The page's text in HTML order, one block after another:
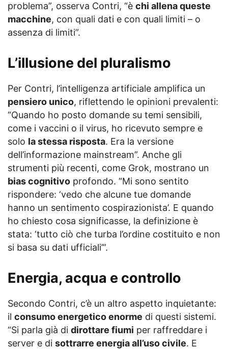
problema”, osserva Contri, “è chi allena queste
macchine, con quali dati e con quali limiti – o
assenza di limiti”.
L’illusione del pluralismo
Per Contri, l’intelligenza artificiale amplifica un
pensiero unico, riflettendo le opinioni prevalenti:
“Quando ho posto domande su temi sensibili,
come i vaccini o il virus, ho ricevuto sempre e
solo la stessa risposta. Era la versione
dell’informazione mainstream”. Anche gli
strumenti più recenti, come Grok, mostrano un
bias cognitivo profondo. “Mi sono sentito
rispondere: ‘vedo che alcune tue domande
hanno un sentimento cospirazionista’. E quando
ho chiesto cosa significasse, la definizione è
stata: ‘tutto ciò che turba l’ordine costituito e non
si basa su dati ufficiali’”.
Energia, acqua e controllo
Secondo Contri, c’è un altro aspetto inquietante:
il consumo energetico enorme di questi sistemi.
“Si parla già di dirottare fiumi per raffreddare i
server e di sottrarre energia all’uso civile. E